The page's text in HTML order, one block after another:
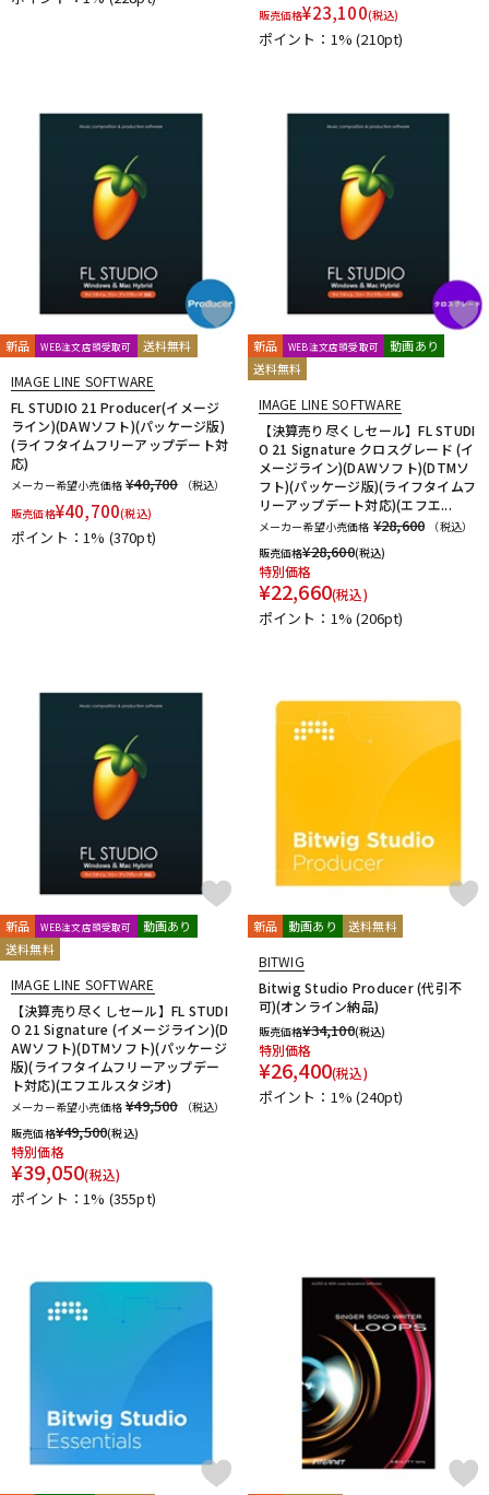
販売価格¥23,100(税込)
ポイント：1%(210pt)
新品 WEB注文店頭受取可 送料無料
IMAGE LINE SOFTWARE
FL STUDIO 21 Producer(イメージ
ライン)(DAWソフト)(パッケージ版)
(ライフタイムフリーアップデート対
応)
メーカー希望小売価格 ¥40,700
（税込）
販売価格¥40,700(税込)
ポイント：1% (370pt)
新品 WEB注文店頭受取可
動画あり
送料無料
IMAGE LINE SOFTWARE
【決算売り尽くしセール】FL STUDI
O 21 Signature クロスグレード (イ
メージライン)(DAWソフト)(DTMソ
フト)(パッケージ版)(ライフタイムフ
リーアップデート対応)(エフエ...
メーカー希望小売価格 ¥28,600
（税込）
販売価格¥28,600(税込)
特別価格
¥22,660(税込)
ポイント：1%(206pt)
新品 WEB注文店頭受取可
動画あり
送料無料
IMAGE LINE SOFTWARE
【決算売り尽くしセール】FL STUDI
O 21 Signature (イメージライン)(D
AWソフト)(DTMソフト)(パッケージ
版)(ライフタイムフリーアップデー
ト対応)(エフエルスタジオ)
メーカー希望小売価格 ¥49,500
（税込）
販売価格¥49,500(税込)
特別価格
¥39,050(税込)
ポイント：1% (355pt)
新品 動画あり 送料無料
BITWIG
Bitwig Studio Producer (代引不
可)(オンライン納品)
販売価格¥34,100(税込)
特別価格
¥26,400(税込)
ポイント：1%(240pt)